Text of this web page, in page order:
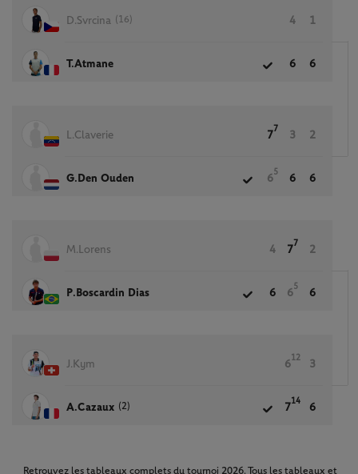
D.Svrcina (16) 4 1
T.Atmane 6 6
L.Claverie 7
7
3 2
G.Den Ouden 6
5
6 6
M.Lorens 4 7
7
2
P.Boscardin Dias 6 6
5
6
J.Kym 6
12
3
A.Cazaux (2) 7
14
6
Retrouvez les tableaux complets du tournoi 2026. Tous les tableaux et